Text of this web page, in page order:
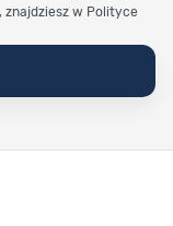
znajdziesz w Polityce